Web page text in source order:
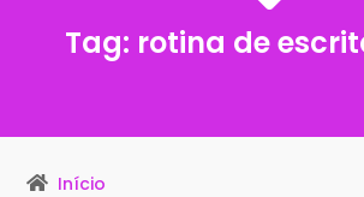
Tag: rotina de
Início